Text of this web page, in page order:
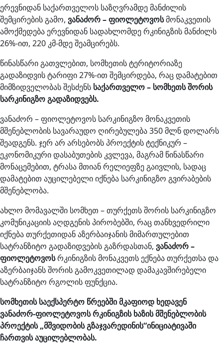
ერევნიდან საქართველოს საზღვრამდე მანძილის
შემცირების გამო, ვანაძორ – ფიოლეტოვოსმონაკვეთის
ამოქმედება ერევნიდან სადახლომდე რკინიგზის მანძილს
26%-ით, 220 კმ-მდე შეამცირებს.
წინასწარი გათვლებით, სომხეთის ტერიტორიაზე
გადაზიდვის ტარიფი 27%-ით შემცირდება, რაც დამატებით
მიმზიდველობას შესძენს საქართველო – სომხეთს შორის
სარკინიგზო გადაზიდვებს.
ვანაძორ – ფიოლეტოვოს სარკინიგზო მონაკვეთის
მშენებლობის სავარაუდო ღირებულება 350 მლნ დოლარს
შეადგენს. ჯერ არ არსებობს პროექტის ტექნიკურ –
ეკონომიკური დასაბუთების კვლევა, მაგრამ წინასწარი
მონაცემებით, ტრასა მთიან რელიეფზე გაივლის, სადაც
დამატებით აუცილებელი იქნება სარკინიგზო გვირაბების
მშენებლობა.
ახლო მომავალში სომხეთ – თურქეთს შორის სარკინიგზო
კომუნიკაციის აღდგენის პირობებში, რაც თანხვედრილი
იქნება თურქეთიდან აზერბაიჯანის მიმართულებით
სატრანზიტო გადაზიდვების გაზრდასთან, ვანაძორ –
ფიოლეტოვოსრკინიგზის მონაკვეთს ექნება თურქეთსა და
აზერბაიჯანს შორის გამოკვეთილად დამაკავშირებელი
სატრანზიტო რგოლის ფუნქცია.
სომხეთის საექსპერტო წრეებში მკაფიოდ ხედავენ
ვანაძორ-ფიოლეტოვოს რკინიგზის ხაზის მშენებლობის
პროექტის „მშვიდობის გზაჯვარედინის“ინიციატივაში
ჩართვის აუცილებლობას.